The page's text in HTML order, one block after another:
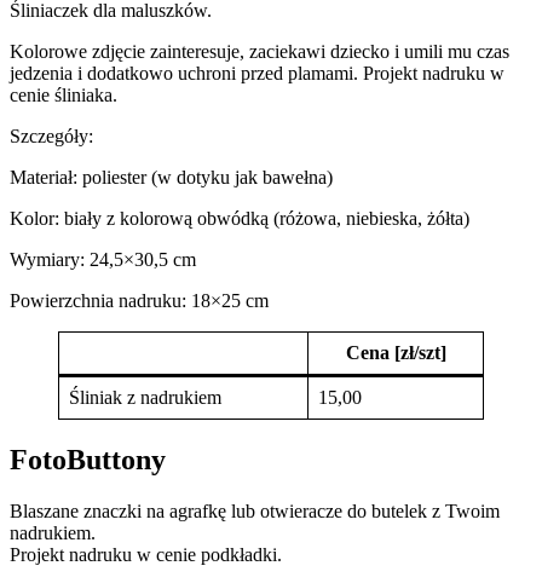
Śliniaczek dla maluszków.
Kolorowe zdjęcie zainteresuje, zaciekawi dziecko i umili mu czas
jedzenia i dodatkowo uchroni przed plamami. Projekt nadruku w
cenie śliniaka.
Szczegóły:
Materiał: poliester (w dotyku jak bawełna)
Kolor: biały z kolorową obwódką (różowa, niebieska, żółta)
Wymiary: 24,5×30,5 cm
Powierzchnia nadruku: 18×25 cm
Cena [zł/szt]
Śliniak z nadrukiem 15,00
FotoButtony
Blaszane znaczki na agrafkę lub otwieracze do butelek z Twoim
nadrukiem.
Projekt nadruku w cenie podkładki.